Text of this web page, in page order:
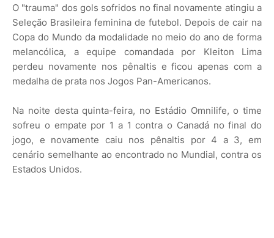
O "trauma" dos gols sofridos no final novamente atingiu a
Seleção Brasileira feminina de futebol. Depois de cair na
Copa do Mundo da modalidade no meio do ano de forma
melancólica, a equipe comandada por Kleiton Lima
perdeu novamente nos pênaltis e ficou apenas com a
medalha de prata nos Jogos Pan-Americanos.
Na noite desta quinta-feira, no Estádio Omnilife, o time
sofreu o empate por 1 a 1 contra o Canadá no final do
jogo, e novamente caiu nos pênaltis por 4 a 3, em
cenário semelhante ao encontrado no Mundial, contra os
Estados Unidos.